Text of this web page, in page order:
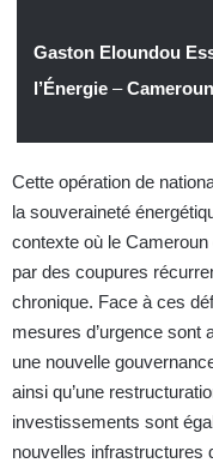
Gaston Eloundou
l’Énergie–Cameroun
Cette opération de
la souveraineté
contexte où le
par des coupures
chronique. Face à ces
mesures d’urgence sont
une nouvelle
ainsi qu’une
investissements sont
nouvelles infrastructures